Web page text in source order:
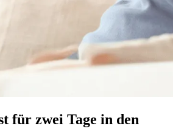
für zwei Tage in den